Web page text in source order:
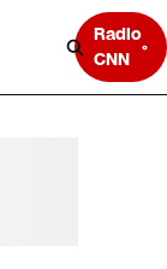
Radio
CNN